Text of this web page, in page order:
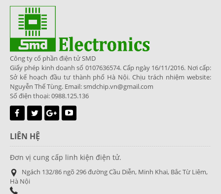
Công ty cổ phần điện tử SMD
Giấy phép kinh doanh số 0107636574. Cấp ngày 16/11/2016. Nơi cấp:
Sở kế hoạch đầu tư thành phố Hà Nội. Chịu trách nhiệm website:
Nguyễn Thế Tùng. Email: smdchip.vn@gmail.com
Số điện thoại: 0988.125.136
LIÊN HỆ
Đơn vị cung cấp linh kiện điện tử.
Ngách 132/86 ngõ 296 đường Cầu Diễn, Minh Khai, Bắc Từ Liêm,
Hà Nội